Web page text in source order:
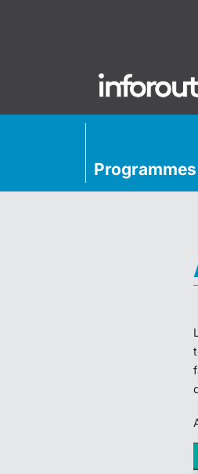
Programmes